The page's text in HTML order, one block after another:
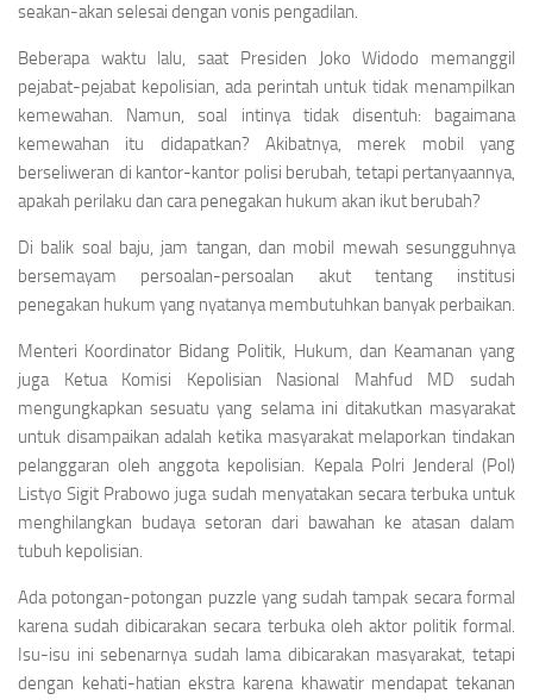
seakan-akan selesai dengan vonis pengadilan.
Beberapa waktu lalu, saat Presiden Joko Widodo memanggil
pejabat-pejabat kepolisian, ada perintah untuk tidak menampilkan
kemewahan. Namun, soal intinya tidak disentuh: bagaimana
kemewahan itu didapatkan? Akibatnya, merek mobil yang
berseliweran di kantor-kantor polisi berubah, tetapi pertanyaannya,
apakah perilaku dan cara penegakan hukum akan ikut berubah?
Di balik soal baju, jam tangan, dan mobil mewah sesungguhnya
bersemayam persoalan-persoalan akut tentang institusi
penegakan hukum yang nyatanya membutuhkan banyak perbaikan.
Menteri Koordinator Bidang Politik, Hukum, dan Keamanan yang
juga Ketua Komisi Kepolisian Nasional Mahfud MD sudah
mengungkapkan sesuatu yang selama ini ditakutkan masyarakat
untuk disampaikan adalah ketika masyarakat melaporkan tindakan
pelanggaran oleh anggota kepolisian. Kepala Polri Jenderal (Pol)
Listyo Sigit Prabowo juga sudah menyatakan secara terbuka untuk
menghilangkan budaya setoran dari bawahan ke atasan dalam
tubuh kepolisian.
Ada potongan-potongan puzzle yang sudah tampak secara formal
karena sudah dibicarakan secara terbuka oleh aktor politik formal.
Isu-isu ini sebenarnya sudah lama dibicarakan masyarakat, tetapi
dengan kehati-hatian ekstra karena khawatir mendapat tekanan